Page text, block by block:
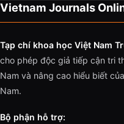
Vietnam Journals
Tạp chí khoa học Việt Nam
cho phép độc giả tiếp cận tri
Nam và nâng cao hiểu biết
Nam.
Bộ phận hỗ trợ: